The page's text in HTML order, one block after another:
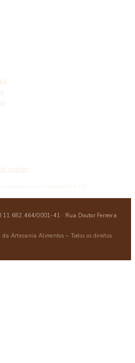
11.682.464/0001-41 · Rua Doutor Ferreira
Artesania Alimentos – Todos os direitos